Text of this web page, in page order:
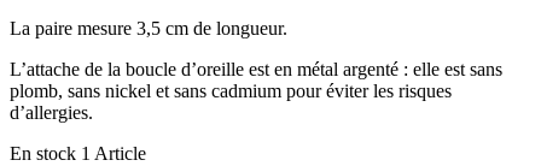
La paire mesure 3,5 cm de longueur.
L’attache de la boucle d’oreille est en métal argenté : elle est sans
plomb, sans nickel et sans cadmium pour éviter les risques
d’allergies.
En stock 1 Article